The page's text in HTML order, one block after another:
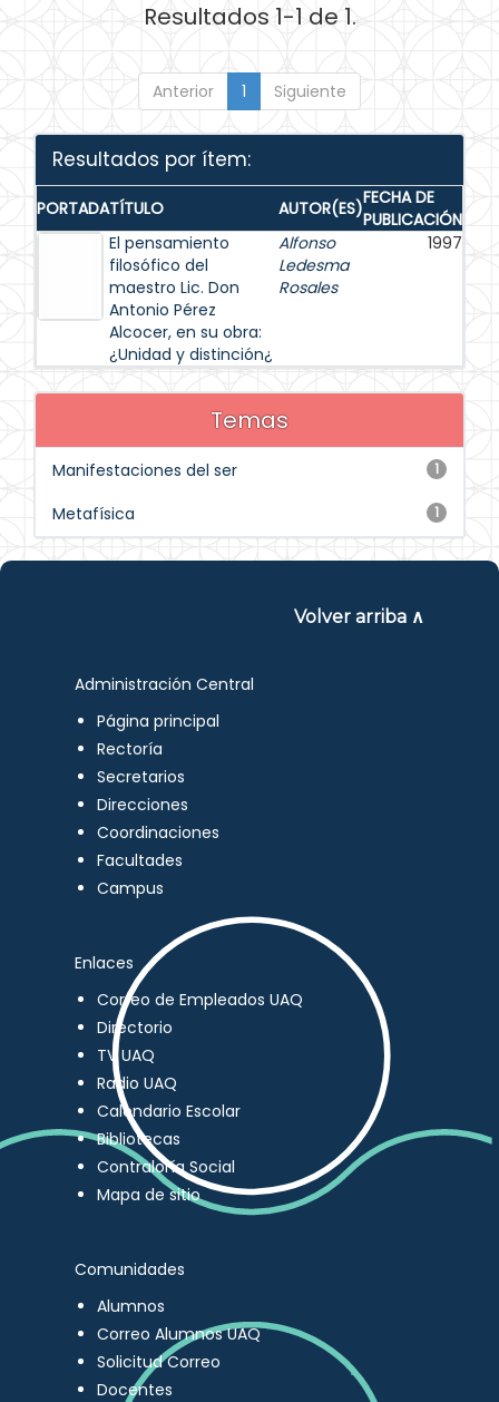
Resultados 1-1 de 1.
Anterior 1 Siguiente
Resultados por ítem:
PORTADATÍTULO AUTOR(ES)FECHA DE
PUBLICACIÓN
El pensamiento
filosófico del
maestro Lic. Don
Antonio Pérez
Alcocer, en su obra:
¿Unidad y distinción¿
Alfonso
Ledesma
Rosales
1997
Temas
1
Manifestaciones del ser
1
Metafísica
Volver arriba ∧
Administración Central
Página principal
Rectoría
Secretarios
Direcciones
Coordinaciones
Facultades
Campus
Enlaces
Correo de Empleados UAQ
Directorio
TV UAQ
Radio UAQ
Calendario Escolar
Bibliotecas
Contraloría Social
Mapa de sitio
Comunidades
Alumnos
Correo Alumnos UAQ
Solicitud Correo
Docentes